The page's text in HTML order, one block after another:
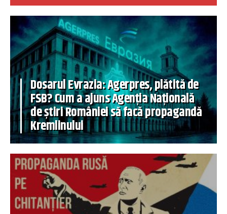
Dosarul Evrazia: Agerpres, plătită de
FSB? Cum a ajuns Agenția Națională
de știri României să facă propagandă
Kremlinului